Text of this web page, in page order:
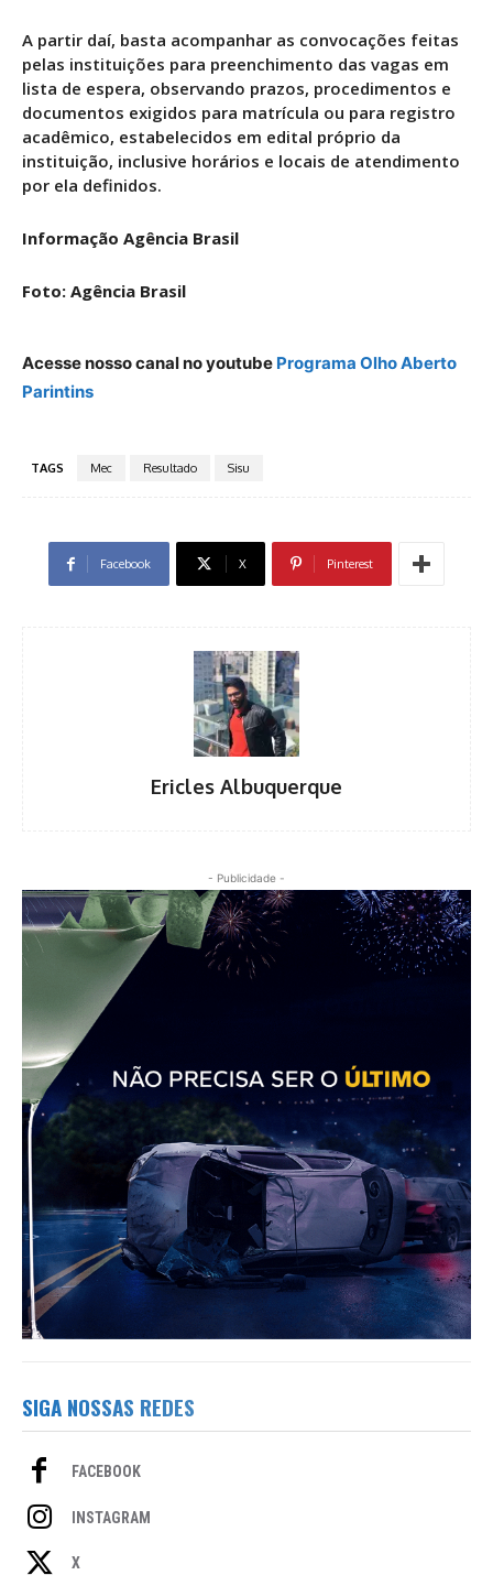
A partir daí, basta acompanhar as convocações feitas
pelas instituições para preenchimento das vagas em
lista de espera, observando prazos, procedimentos e
documentos exigidos para matrícula ou para registro
acadêmico, estabelecidos em edital próprio da
instituição, inclusive horários e locais de atendimento
por ela definidos.
Informação Agência Brasil
Foto: Agência Brasil
Acesse nosso canal no youtube Programa Olho Aberto
Parintins
TAGS Mec Resultado Sisu
Facebook X Pinterest
Ericles Albuquerque
- Publicidade -
SIGA NOSSAS REDES
FACEBOOK
INSTAGRAM
X